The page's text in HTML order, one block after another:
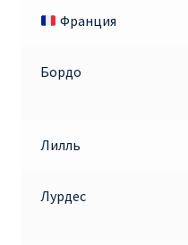
Франция
Бордо
Лилль
Лурдес